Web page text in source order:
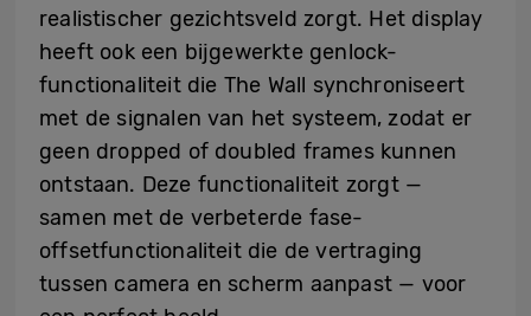
realistischer gezichtsveld zorgt. Het display
heeft ook een bijgewerkte genlock-
functionaliteit die The Wall synchroniseert
met de signalen van het systeem, zodat er
geen dropped of doubled frames kunnen
ontstaan. Deze functionaliteit zorgt —
samen met de verbeterde fase-
offsetfunctionaliteit die de vertraging
tussen camera en scherm aanpast — voor